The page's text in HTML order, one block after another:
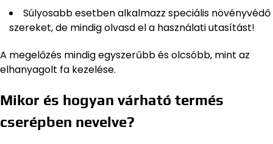
Súlyosabb esetben alkalmazz speciális növényvédő
szereket, de mindig olvasd el a használati utasítást!
A megelőzés mindig egyszerűbb és olcsóbb, mint az
elhanyagolt fa kezelése.
Mikor és hogyan várható termés
cserépben nevelve?